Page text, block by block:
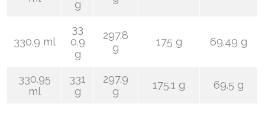
g
330.9 ml
33
0.9
g
297.8
g
175 g 69.49 g
330.95
ml
331
g
297.9
g
175.1 g 69.5 g